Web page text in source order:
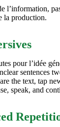
l’information,
la production.
pour l’idée
sentences
the text, tap
speak, and